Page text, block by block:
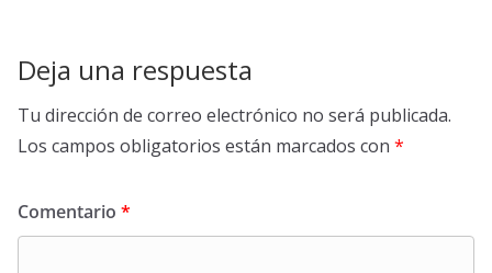
Deja una respuesta
Tu dirección de correo electrónico no será publicada.
Los campos obligatorios están marcados con *
Comentario *